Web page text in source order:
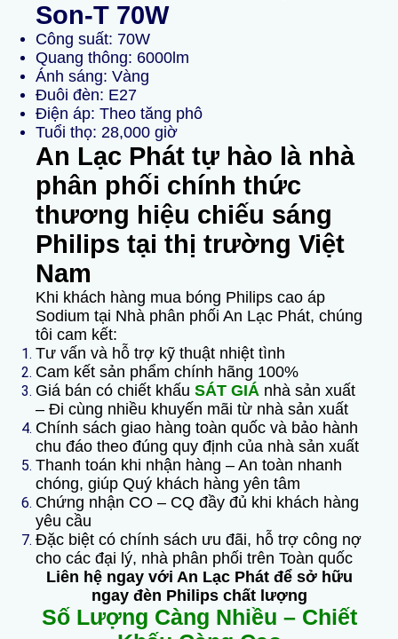
Son-T 70W
Công suất: 70W
Quang thông: 6000lm
Ánh sáng: Vàng
Đuôi đèn: E27
Điện áp: Theo tăng phô
Tuổi thọ: 28,000 giờ
An Lạc Phát tự hào là nhà
phân phối chính thức
thương hiệu chiếu sáng
Philips tại thị trường Việt
Nam
Khi khách hàng mua bóng Philips cao áp
Sodium tại Nhà phân phối An Lạc Phát, chúng
tôi cam kết:
Tư vấn và hỗ trợ kỹ thuật nhiệt tình
Cam kết sản phẩm chính hãng 100%
Giá bán có chiết khấu SÁT GIÁ nhà sản xuất
– Đi cùng nhiều khuyến mãi từ nhà sản xuất
Chính sách giao hàng toàn quốc và bảo hành
chu đáo theo đúng quy định của nhà sản xuất
Thanh toán khi nhận hàng – An toàn nhanh
chóng, giúp Quý khách hàng yên tâm
Chứng nhận CO – CQ đầy đủ khi khách hàng
yêu cầu
Đặc biệt có chính sách ưu đãi, hỗ trợ công nợ
cho các đại lý, nhà phân phối trên Toàn quốc
Liên hệ ngay với An Lạc Phát để sở hữu
ngay đèn Philips chất lượng
Số Lượng Càng Nhiều – Chiết